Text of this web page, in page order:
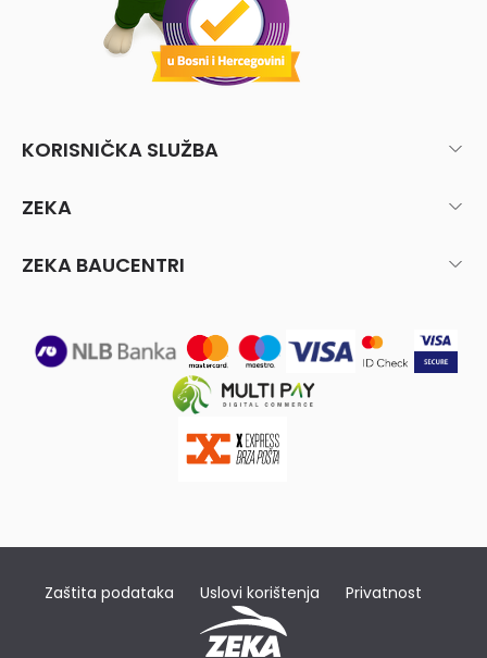
KORISNIČKA SLUŽBA
ZEKA
ZEKA BAUCENTRI
Zaštita podataka Uslovi korištenja Privatnost